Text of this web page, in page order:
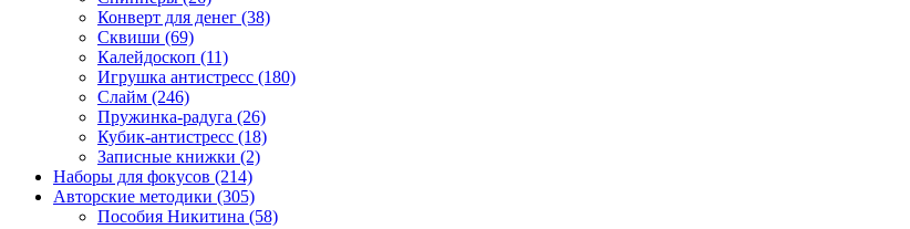
Конверт для денег (38)
Сквиши (69)
Калейдоскоп (11)
Игрушка антистресс (180)
Слайм (246)
Пружинка-радуга (26)
Кубик-антистресс (18)
Записные книжки (2)
Наборы для фокусов (214)
Авторские методики (305)
Пособия Никитина (58)